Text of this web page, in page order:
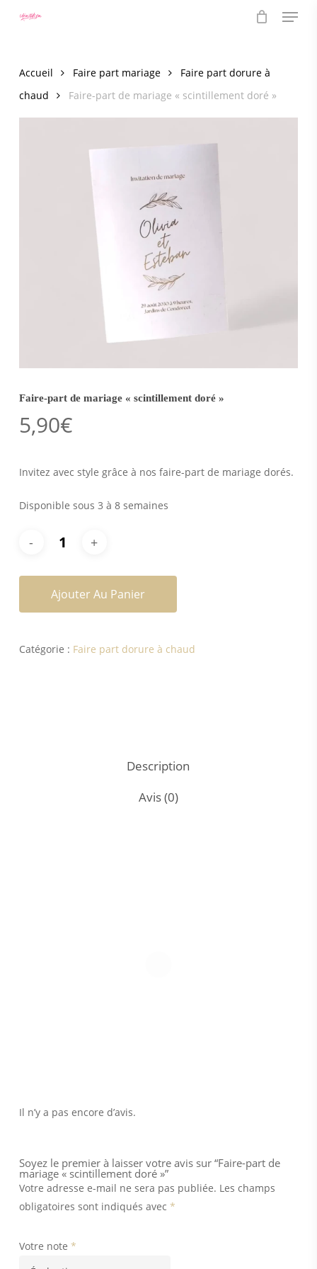
Menu
Accueil Faire part mariage
Faire part dorure à
chaud
Faire-part de mariage « scintillement doré »
Faire-part de mariage « scintillement doré »
5,90€
Invitez avec style grâce à nos faire-part de mariage dorés.
Disponible sous 3 à 8 semaines
Ajouter Au Panier
Catégorie : Faire part dorure à chaud
Description
Avis (0)
Il n’y a pas encore d’avis.
Soyez le premier à laisser votre avis sur “Faire-part de
mariage « scintillement doré »”
Votre adresse e-mail ne sera pas publiée. Les champs
obligatoires sont indiqués avec *
Votre note *